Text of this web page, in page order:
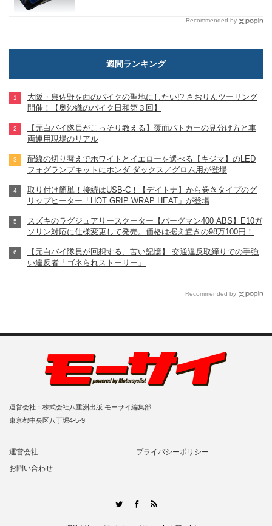
Recommended by
週間ランキング
大阪・泉佐野を西のバイクの聖地にしたい!? さおりんツーリング
開催！【奥沙織のバイク日和第３回】
【元白バイ隊員がこっそり教える】覆面パトカーの見分け方と車
両運用現場のリアル
配線の切り替えでホワイトとイエローを選べる【キジマ】のLED
フォグランプキットにホンダ ダックス／グロム用が登場
取り付け簡単！接続はUSB-C！【デイトナ】から巻きタイプのグ
リップヒーター「HOT GRIP WRAP HEAT」が登場
スズキのラグジュアリースクーター【バーグマン400 ABS】E10ガ
ソリン対応に仕様変更して発売。価格は据え置きの98万100円！
【元白バイ隊員が回想する、苦い記憶】 交通違反取締りでの手強
い違反者「ゴネられストーリー」
Recommended by
運営会社：株式会社八重洲出版 モーサイ編集部
東京都中央区八丁堀4-5-9
運営会社
プライバシーポリシー
お問い合わせ
TwitterFacebook